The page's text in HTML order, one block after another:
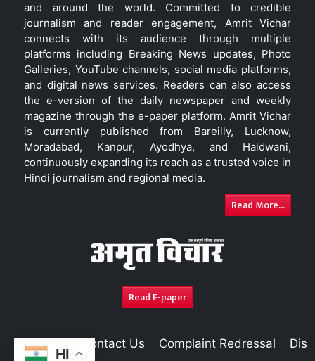
HI
and around the world. Committed to credible
journalism and reader engagement, Amrit Vichar
connects with its audience through multiple
platforms including Breaking News updates, Photo
Galleries, YouTube channels, social media platforms,
and digital news services. Readers can also access
the e-version of the daily newspaper and weekly
magazine through the e-paper platform. Amrit Vichar
is currently published from Bareilly, Lucknow,
Moradabad, Kanpur, Ayodhya, and Haldwani,
continuously expanding its reach as a trusted voice in
Hindi journalism and regional media.
Read More...
Read E-paper
About Us Contact Us Complaint Redressal